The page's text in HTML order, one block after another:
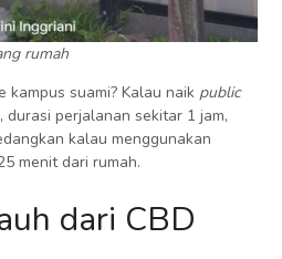
rumah
kampus suami? Kalau naik public
durasi perjalanan sekitar 1 jam,
kalau menggunakan
menit dari rumah.
dari CBD